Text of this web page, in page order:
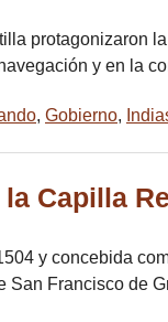
protagonizaron
y en la
, Gobierno,
Capilla
y concebida
San Francisco de